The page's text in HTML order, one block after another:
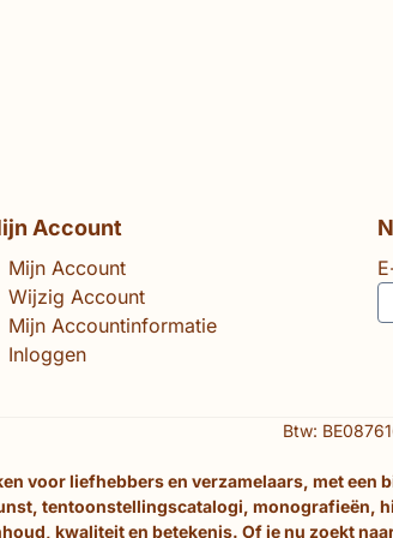
Account
Mijn Account
Wijzig Account
Mijn Accountinformatie
Inloggen
Btw:
voor liefhebbers en verzamelaars, met
tentoonstellingscatalogi, monografieën,
kwaliteit en betekenis. Of je nu zoekt